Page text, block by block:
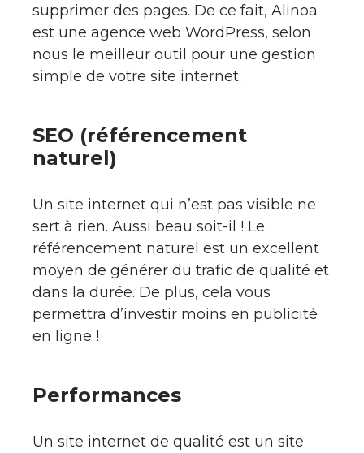
supprimer des pages. De ce fait, Alinoa
est une agence web WordPress, selon
nous le meilleur outil pour une gestion
simple de votre site internet.
SEO (référencement
naturel)
Un site internet qui n’est pas visible ne
sert à rien. Aussi beau soit-il ! Le
référencement naturel est un excellent
moyen de générer du trafic de qualité et
dans la durée. De plus, cela vous
permettra d’investir moins en publicité
en ligne !
Performances
Un site internet de qualité est un site